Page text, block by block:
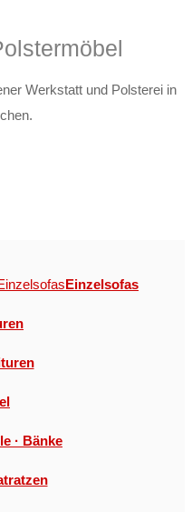
Werkstatt und Polsterei in
Einzelsofas
· Bänke